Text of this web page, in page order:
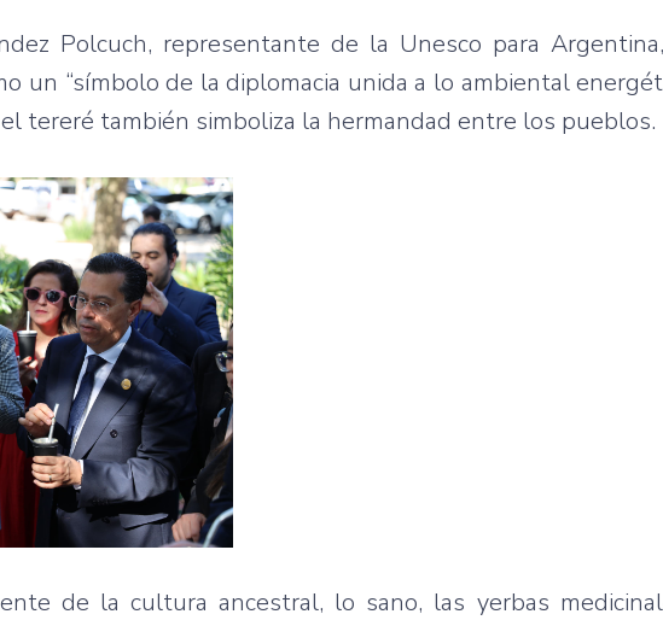
Polcuch, representante de la Unesco para
un “símbolo de la diplomacia unida a lo ambiental
tereré también simboliza la hermandad entre los pueblos.
de la cultura ancestral, lo sano, las yerbas